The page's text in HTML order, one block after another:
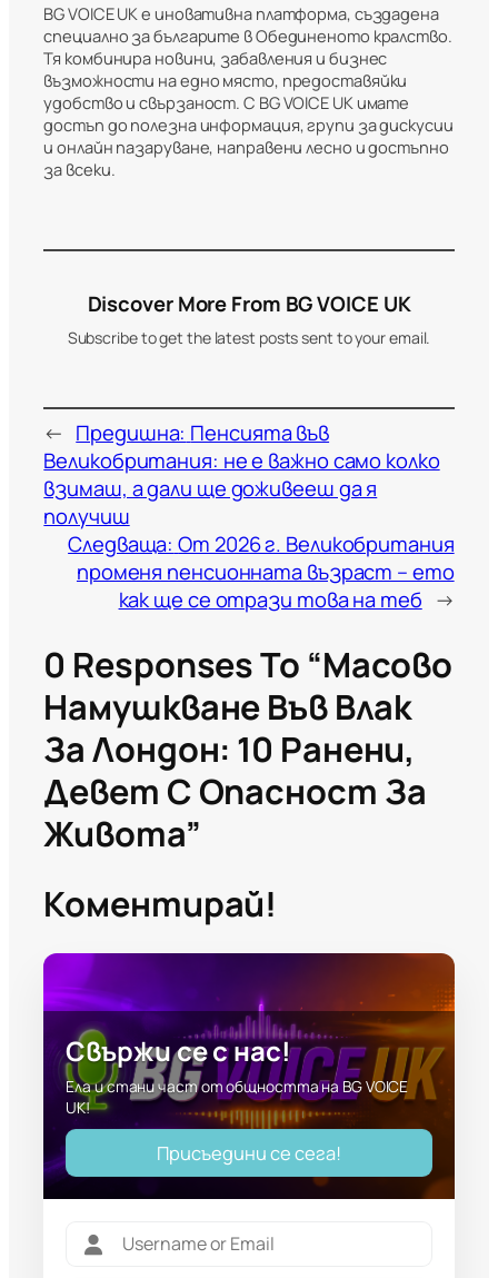
BG VOICE UK е иновативна платформа, създадена
специално за българите в Обединеното кралство.
Тя комбинира новини, забавления и бизнес
възможности на едно място, предоставяйки
удобство и свързаност. С BG VOICE UK имате
достъп до полезна информация, групи за дискусии
и онлайн пазаруване, направени лесно и достъпно
за всеки.
Discover More From BG VOICE UK
Subscribe to get the latest posts sent to your email.
← Предишна: Пенсията във
Великобритания: не е важно само колко
взимаш, а дали ще доживееш да я
получиш
Следваща: От 2026 г. Великобритания
променя пенсионната възраст – ето
как ще се отрази това на теб →
0 Responses To “Масово
Намушкване Във Влак
За Лондон: 10 Ранени,
Девет С Опасност За
Живота”
Коментирай!
Свържи се с нас!
Ела и стани част от общността на BG VOICE
UK!
Присъедини се сега!